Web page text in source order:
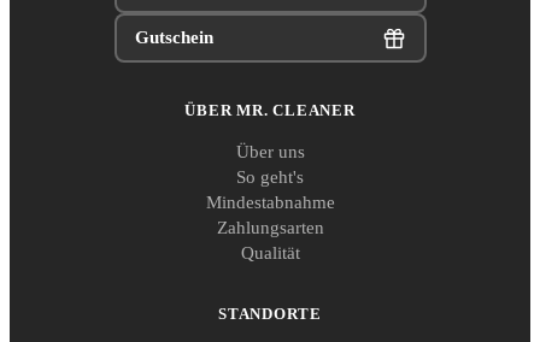
Gutschein
ÜBER MR. CLEANER
Über uns
So geht's
Mindestabnahme
Zahlungsarten
Qualität
STANDORTE